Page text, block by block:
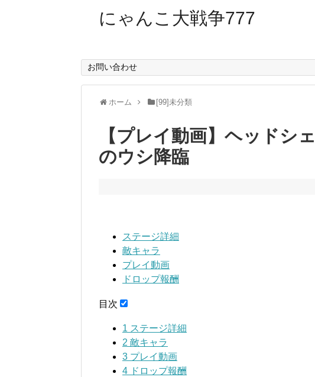
にゃんこ大戦争777
お問い合わせ
ホーム [99]未分類
【プレイ動画】ヘッドシ
のウシ降臨
ステージ詳細
敵キャラ
プレイ動画
ドロップ報酬
目次
1 ステージ詳細
2 敵キャラ
3 プレイ動画
4 ドロップ報酬